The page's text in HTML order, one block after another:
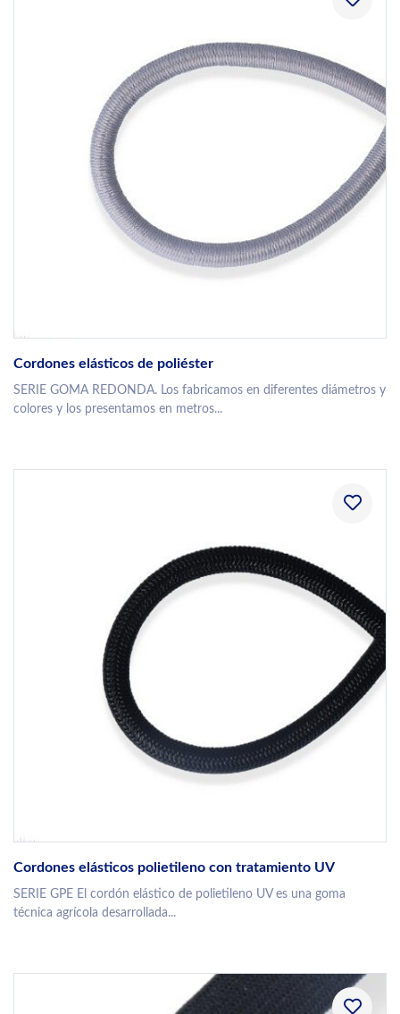
Cordones elásticos de poliéster
SERIE GOMA REDONDA. Los fabricamos en diferentes diámetros y
colores y los presentamos en metros...
Cordones elásticos polietileno con tratamiento UV
SERIE GPE El cordón elástico de polietileno UV es una goma
técnica agrícola desarrollada...